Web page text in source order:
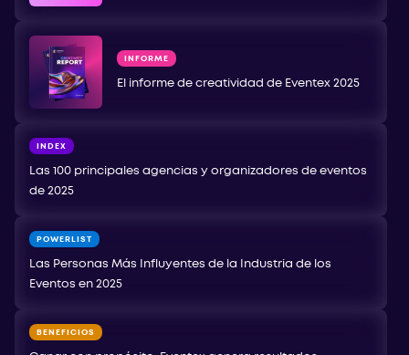
INFORME
El informe de creatividad de Eventex 2025
INDEX
Las 100 principales agencias y organizadores de eventos
de 2025
POWERLIST
Las Personas Más Influyentes de la Industria de los
Eventos en 2025
BENEFICIOS